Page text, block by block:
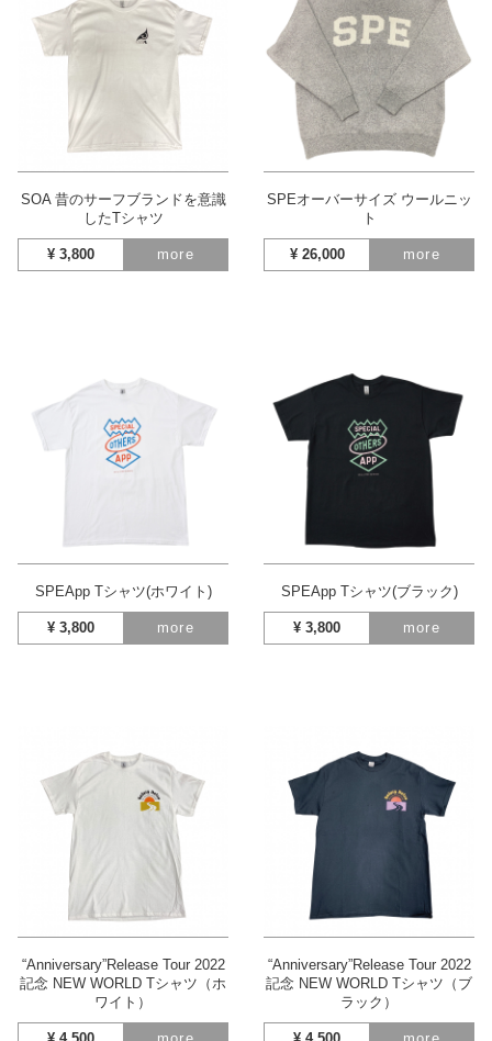
SOA 昔のサーフブランドを意識
したTシャツ
¥ 3,800 more
SPEオーバーサイズ ウールニッ
ト
¥ 26,000 more
SPEApp Tシャツ(ホワイト)
¥ 3,800 more
SPEApp Tシャツ(ブラック)
¥ 3,800 more
“Anniversary”Release Tour 2022
記念 NEW WORLD Tシャツ（ホ
ワイト）
“Anniversary”Release Tour 2022
記念 NEW WORLD Tシャツ（ブ
ラック）